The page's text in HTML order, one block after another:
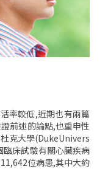
的話,就屬於肥胖標
,除了大家所熟悉的B
90公分也屬於異常範
有學者參考使用,不論
於"體重多少",而是在
率較低,近期也有兩篇
前述的論點,也重申性
克大學(DukeUnivers
床試驗有關心臟疾病
位病患,其中大約